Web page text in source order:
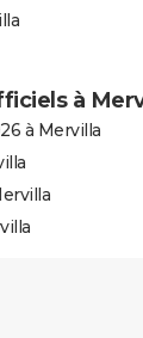
à
à Mervilla